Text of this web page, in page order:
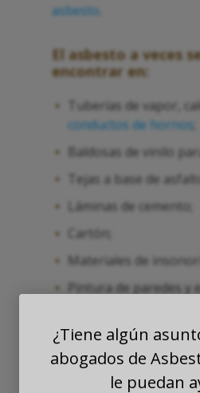
asbesto
El asbesto a veces
encontrar en:
Tuberías de vapor,
conductos de hornos
Baldosas de vinilo
Tejas a base de
Láminas de cemento;
Cartón;
Materiales de
Pintura de paredes y
para suelos;
Vía muerta; y
Aislamiento térmico.
¿Tiene algún
abogados de
le puedan